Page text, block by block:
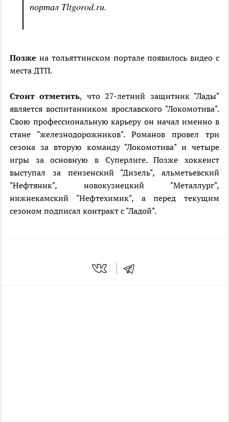
портал Tltgorod.ru.
Позже на тольяттинском портале появилось видео с
места ДТП.
Стоит отметить, что 27-летний защитник "Лады"
является воспитанником ярославского "Локомотива".
Свою профессиональную карьеру он начал именно в
стане "железнодорожников". Романов провел три
сезона за вторую команду "Локомотива" и четыре
игры за основную в Суперлиге. Позже хоккеист
выступал за пензенский "Дизель", альметьевский
"Нефтяник", новокузнецкий "Металлург",
нижнекамский "Нефтехимик", а перед текущим
сезоном подписал контракт с "Ладой".